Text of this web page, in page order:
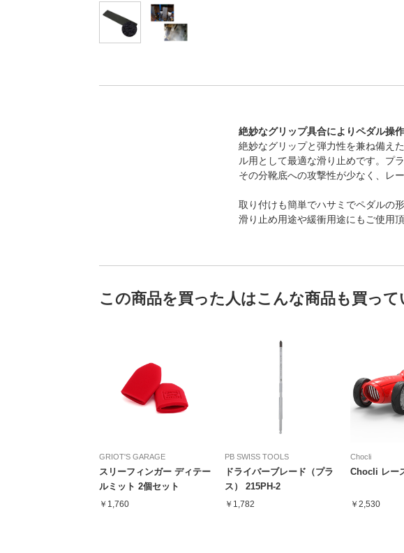
絶妙なグリップ具合によりペダル操
絶妙なグリップと弾力性を兼ね備え
ル用として最適な滑り止めです。プ
その分靴底への攻撃性が少なく、レ
取り付けも簡単でハサミでペダルの
滑り止め用途や緩衝用途にもご使用頂
この商品を買った人はこんな商品も買って
GRIOT'S GARAGE
スリーフィンガー ディテー
ルミット 2個セット
￥1,760
PB SWISS TOOLS
ドライバーブレード（プラ
ス） 215PH-2
￥1,782
Chocli
Chocli レー
￥2,530